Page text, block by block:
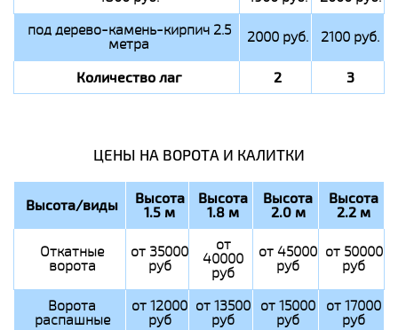
под дерево-камень-кирпич 2.5
метра 2000 руб. 2100 руб.
Количество лаг 2 3
ЦЕНЫ НА ВОРОТА И КАЛИТКИ
Высота/виды Высота
1.5 м
Высота
1.8 м
Высота
2.0 м
Высота
2.2 м
Откатные
ворота
от 35000
руб
от
40000
руб
от 45000
руб
от 50000
руб
Ворота
распашные
от 12000
руб
от 13500
руб
от 15000
руб
от 17000
руб